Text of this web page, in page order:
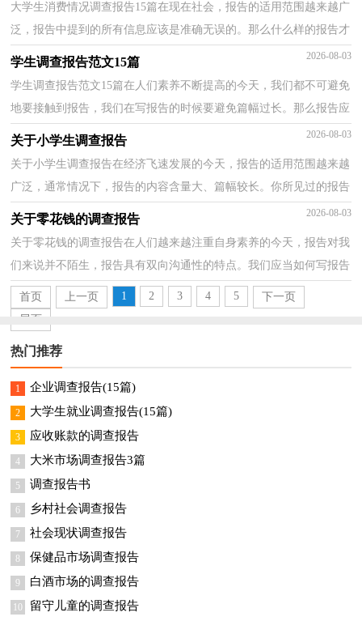
大学生消费情况调查报告15篇在现在社会，报告的适用范围越来越广
泛，报告中提到的所有信息应该是准确无误的。那么什么样的报告才
是有效的呢？以下是小编帮大家整理的大学生消费情...
学生调查报告范文15篇 2026-08-03
学生调查报告范文15篇在人们素养不断提高的今天，我们都不可避免
地要接触到报告，我们在写报告的时候要避免篇幅过长。那么报告应
该怎么写才合适呢？下面是小编精心整理的学生调查...
关于小学生调查报告 2026-08-03
关于小学生调查报告在经济飞速发展的今天，报告的适用范围越来越
广泛，通常情况下，报告的内容含量大、篇幅较长。你所见过的报告
是什么样的呢？以下是小编为大家收集的关于小学生调...
关于零花钱的调查报告 2026-08-03
关于零花钱的调查报告在人们越来越注重自身素养的今天，报告对我
们来说并不陌生，报告具有双向沟通性的特点。我们应当如何写报告
呢？下面是小编精心整理的关于零花钱的调查报告，欢...
首页 上一页 1 2 3 4 5
下一页
尾页
热门推荐
1 企业调查报告(15篇)
2 大学生就业调查报告(15篇)
3 应收账款的调查报告
4 大米市场调查报告3篇
5 调查报告书
6 乡村社会调查报告
7 社会现状调查报告
8 保健品市场调查报告
9 白酒市场的调查报告
10 留守儿童的调查报告